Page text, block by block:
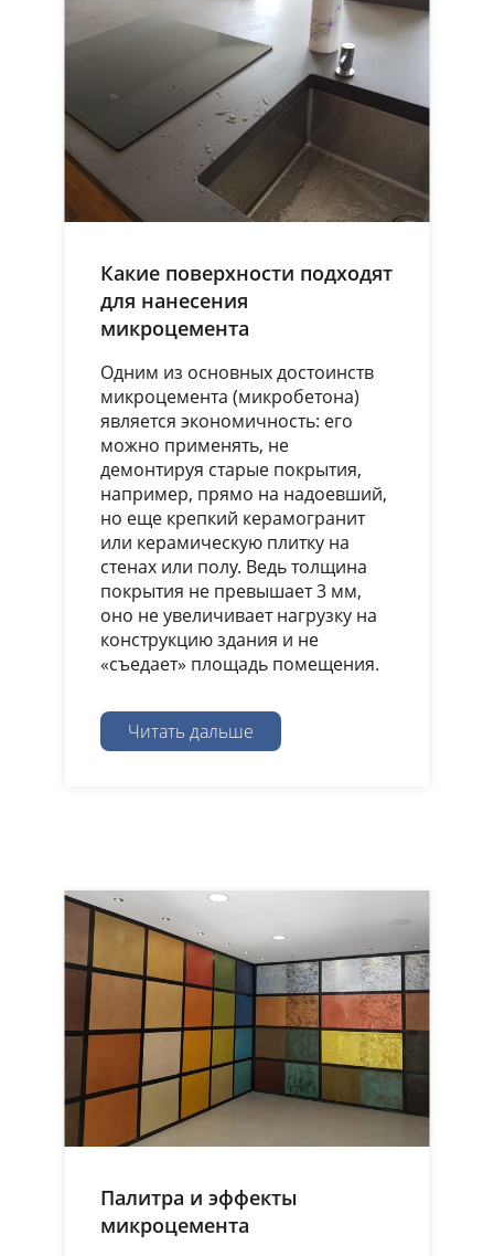
Какие поверхности подходят
для нанесения
микроцемента
Одним из основных достоинств
микроцемента (микробетона)
является экономичность: его
можно применять, не
демонтируя старые покрытия,
например, прямо на надоевший,
но еще крепкий керамогранит
или керамическую плитку на
стенах или полу. Ведь толщина
покрытия не превышает 3 мм,
оно не увеличивает нагрузку на
конструкцию здания и не
«съедает» площадь помещения.
Читать дальше
Палитра и эффекты
микроцемента